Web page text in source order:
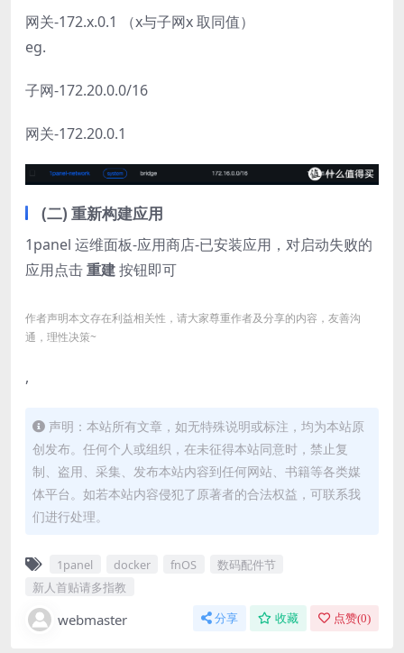
网关-172.x.0.1 （x与子网x 取同值）
eg.
子网-172.20.0.0/16
网关-172.20.0.1
(二) 重新构建应用
1panel 运维面板-应用商店-已安装应用，对启动失败的
应用点击重建按钮即可
作者声明本文存在利益相关性，请大家尊重作者及分享的内容，友善沟
通，理性决策~
,
声明：本站所有文章，如无特殊说明或标注，均为本站原
创发布。任何个人或组织，在未征得本站同意时，禁止复
制、盗用、采集、发布本站内容到任何网站、书籍等各类媒
体平台。如若本站内容侵犯了原著者的合法权益，可联系我
们进行处理。
1panel docker fnOS
数码配件节
新人首贴请多指教
webmaster 分享 收藏 点赞(0)